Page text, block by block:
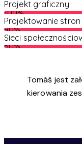
Projekt graficzny
100%
Projektowanie
90%
Sieci
50%
Tomáš jest
kierowania